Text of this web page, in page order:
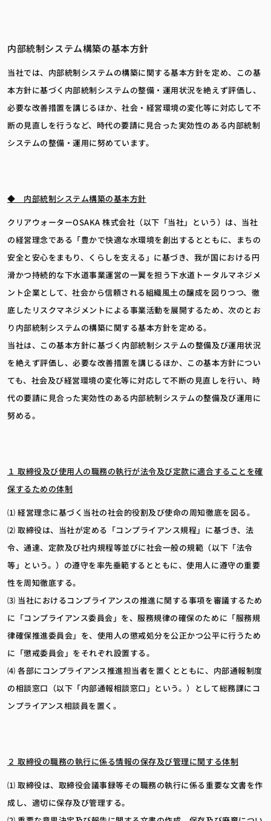
内部統制システム構築の基本方針
当社では、内部統制システムの構築に関する基本方針を定め、この基
本方針に基づく内部統制システムの整備・運用状況を絶えず評価し、
必要な改善措置を講じるほか、社会・経営環境の変化等に対応して不
断の見直しを行うなど、時代の要請に見合った実効性のある内部統制
システムの整備・運用に努めています。
◆ 内部統制システム構築の基本方針
クリアウォーターOSAKA 株式会社（以下「当社」という）は、当社
の経営理念である「豊かで快適な水環境を創出するとともに、まちの
安全と安心をまもり、くらしを支える」に基づき、我が国における円
滑かつ持続的な下水道事業運営の一翼を担う下水道トータルマネジメ
ント企業として、社会から信頼される組織風土の醸成を図りつつ、徹
底したリスクマネジメントによる事業活動を展開するため、次のとお
り内部統制システムの構築に関する基本方針を定める。
当社は、この基本方針に基づく内部統制システムの整備及び運用状況
を絶えず評価し、必要な改善措置を講じるほか、この基本方針につい
ても、社会及び経営環境の変化等に対応して不断の見直しを行い、時
代の要請に見合った実効性のある内部統制システムの整備及び運用に
努める。
１ 取締役及び使用人の職務の執行が法令及び定款に適合することを確
保するための体制
⑴ 経営理念に基づく当社の社会的役割及び使命の周知徹底を図る。
⑵ 取締役は、当社が定める「コンプライアンス規程」に基づき、法
令、通達、定款及び社内規程等並びに社会一般の規範（以下「法令
等」という。）の遵守を率先垂範するとともに、使用人に遵守の重要
性を周知徹底する。
⑶ 当社におけるコンプライアンスの推進に関する事項を審議するため
に「コンプライアンス委員会」を、服務規律の確保のために「服務規
律確保推進委員会」を、使用人の懲戒処分を公正かつ公平に行うため
に「懲戒委員会」をそれぞれ設置する。
⑷ 各部にコンプライアンス推進担当者を置くとともに、内部通報制度
の相談窓口（以下「内部通報相談窓口」という。）として総務課にコ
ンプライアンス相談員を置く。
２ 取締役の職務の執行に係る情報の保存及び管理に関する体制
⑴ 取締役は、取締役会議事録等その職務の執行に係る重要な文書を作
成し、適切に保存及び管理する。